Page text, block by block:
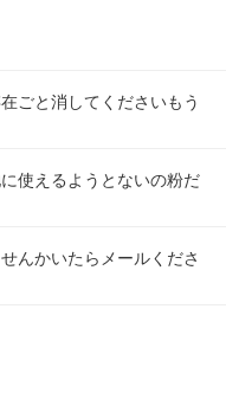
ごと消してくださいもう
使えるようとないの粉だ
んかいたらメールくださ